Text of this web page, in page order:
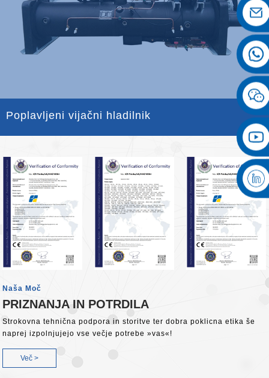
Poplavljeni vijačni hladilnik
Naša Moč
PRIZNANJA IN POTRDILA
Strokovna tehnična podpora in storitve ter dobra poklicna etika še
naprej izpolnjujejo vse večje potrebe »vas«!
Več >